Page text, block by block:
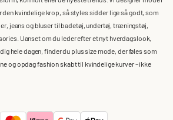
kvindelige krop, så styles sidder lige så godt, som
jeans og bluser til badetøj, undertøj, træningstøj,
Uanset om du leder efter et nyt hverdagslook,
hele dagen, finder du plus size mode, der føles som
og opdag fashion skabt til kvindelige kurver – ikke